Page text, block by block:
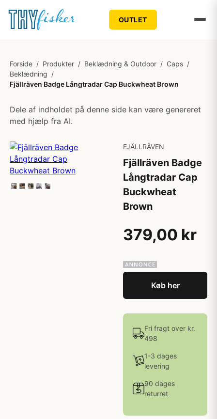
OUTLET
Forside / Produkter / Beklædning & Outdoor / Caps /
Beklædning /
Fjällräven Badge Långtradar Cap Buckwheat Brown
Dele af indholdet på denne side kan være genereret
med hjælp fra AI.
FJÄLLRÄVEN
Fjällräven Badge
Långtradar Cap
Buckwheat
Brown
379,00 kr
Køb her
Fri fragt over kr.
498
1-3 dages
levering
90 dages
returret